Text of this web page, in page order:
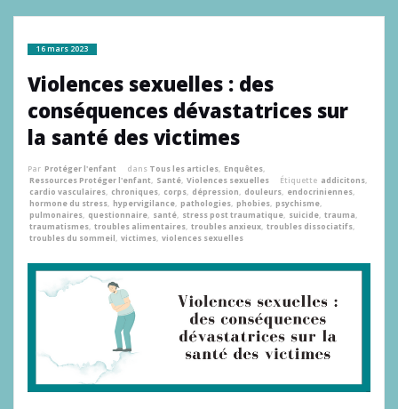
16 mars 2023
Violences sexuelles : des
conséquences dévastatrices sur
la santé des victimes
Par Protéger l'enfant dans Tous les articles, Enquêtes,
Ressources Protéger l'enfant, Santé, Violences sexuelles Étiquette addicitons,
cardio vasculaires, chroniques, corps, dépression, douleurs, endocriniennes,
hormone du stress, hypervigilance, pathologies, phobies, psychisme,
pulmonaires, questionnaire, santé, stress post traumatique, suicide, trauma,
traumatismes, troubles alimentaires, troubles anxieux, troubles dissociatifs,
troubles du sommeil, victimes, violences sexuelles